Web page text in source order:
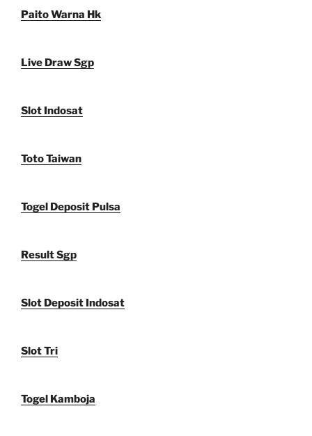
Paito Warna Hk
Live Draw Sgp
Slot Indosat
Toto Taiwan
Togel Deposit Pulsa
Result Sgp
Slot Deposit Indosat
Slot Tri
Togel Kamboja